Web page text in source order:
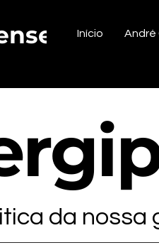
Início André
da nossa